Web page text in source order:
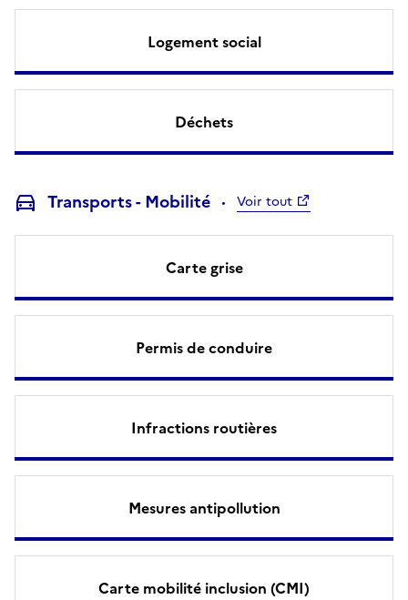
Logement social
Déchets
Transports - Mobilité Voir tout
Carte grise
Permis de conduire
Infractions routières
Mesures antipollution
Carte mobilité inclusion (CMI)